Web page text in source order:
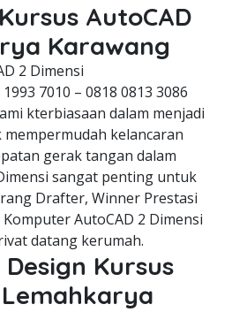
AutoCAD
Karawang
2 Dimensi
7010 – 0818 0813 3086
kterbiasaan dalam menjadi
kelancaran
gerak tangan dalam
sangat penting untuk
Drafter, Winner Prestasi
AutoCAD 2 Dimensi
datang kerumah.
Kursus